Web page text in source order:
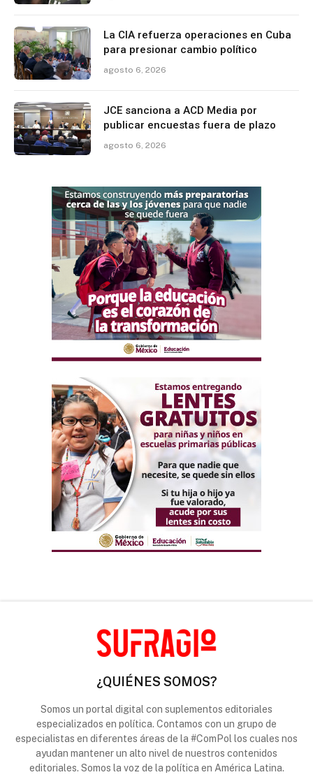
La CIA refuerza operaciones en Cuba
para presionar cambio político
agosto 6, 2026
JCE sanciona a ACD Media por
publicar encuestas fuera de plazo
agosto 6, 2026
¿QUIÉNES SOMOS?
Somos un portal digital con suplementos editoriales
especializados en política. Contamos con un grupo de
especialistas en diferentes áreas de la #ComPol los cuales nos
ayudan mantener un alto nivel de nuestros contenidos
editoriales. Somos la voz de la política en América Latina.